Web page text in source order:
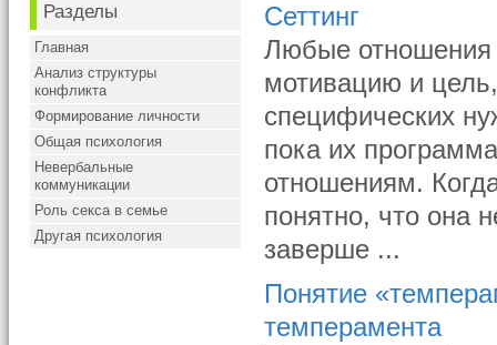
Разделы
Главная
Анализ структуры
конфликта
Формирование личности
Общая психология
Невербальные
коммуникации
Роль секса в семье
Другая психология
Сеттинг
Любые отношения
мотивацию и
специфических
пока их
отношениям.
понятно, что она
заверше ...
Понятие
темперамента